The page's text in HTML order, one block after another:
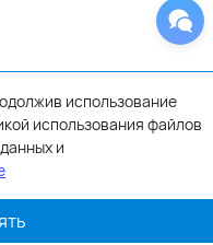
использование
использования файлов
и